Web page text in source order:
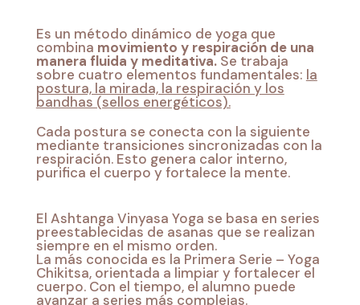
Es un método dinámico de yoga que
combina movimiento y respiración de una
manera fluida y meditativa.Se trabaja
sobre cuatro elementos fundamentales: la
postura, la mirada, la respiración y los
bandhas (sellos energéticos).
Cada postura se conecta con la siguiente
mediante transiciones sincronizadas con la
respiración. Esto genera calor interno,
purifica el cuerpo y fortalece la mente.
El Ashtanga Vinyasa Yoga se basa en series
preestablecidas de asanas que se realizan
siempre en el mismo orden.
La más conocida es la Primera Serie – Yoga
Chikitsa, orientada a limpiar y fortalecer el
cuerpo. Con el tiempo, el alumno puede
avanzar a series más complejas.